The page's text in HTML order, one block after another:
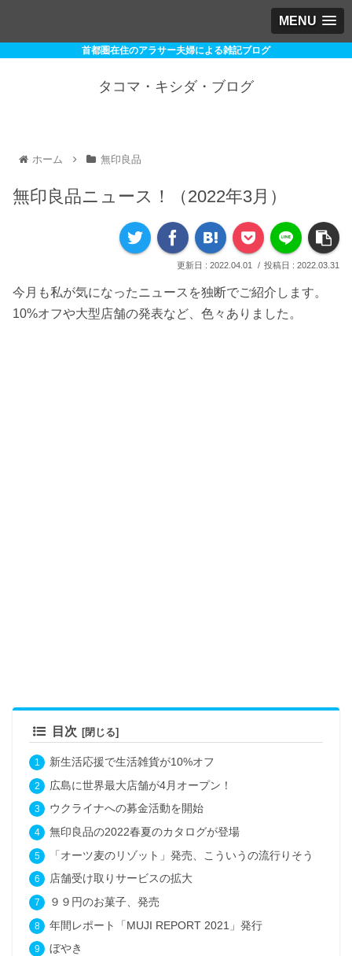
MENU
首都圏在住のアラサー夫婦による雑記ブログ
タコマ・キシダ・ブログ
ホーム 無印良品
無印良品ニュース！（2022年3月）
2022.04.01 2022.03.31
今月も私が気になったニュースを独断でご紹介します。
10%オフや大型店舗の発表など、色々ありました。
目次
新生活応援で生活雑貨が10%オフ
広島に世界最大店舗が4月オープン！
ウクライナへの募金活動を開始
無印良品の2022春夏のカタログが登場
「オーツ麦のリゾット」発売、こういうの流行りそう
店舗受け取りサービスの拡大
９９円のお菓子、発売
年間レポート「MUJI REPORT 2021」発行
ぼやき